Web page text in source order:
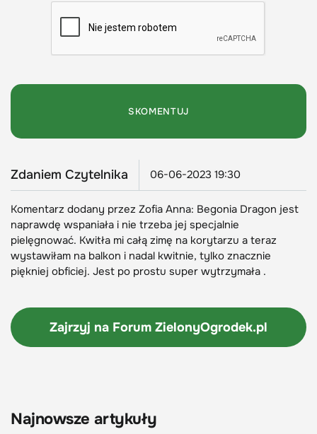
Zdaniem Czytelnika 06-06-2023 19:30
Komentarz dodany przez Zofia Anna: Begonia Dragon jest
naprawdę wspaniała i nie trzeba jej specjalnie
pielęgnować. Kwitła mi całą zimę na korytarzu a teraz
wystawiłam na balkon i nadal kwitnie, tylko znacznie
piękniej obficiej. Jest po prostu super wytrzymała .
Zajrzyj na Forum ZielonyOgrodek.pl
Najnowsze artykuły